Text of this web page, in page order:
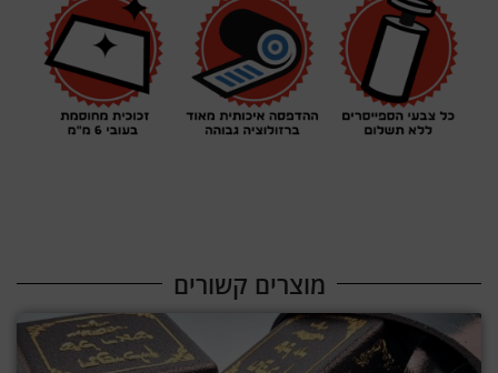
מוצרים קשורים​